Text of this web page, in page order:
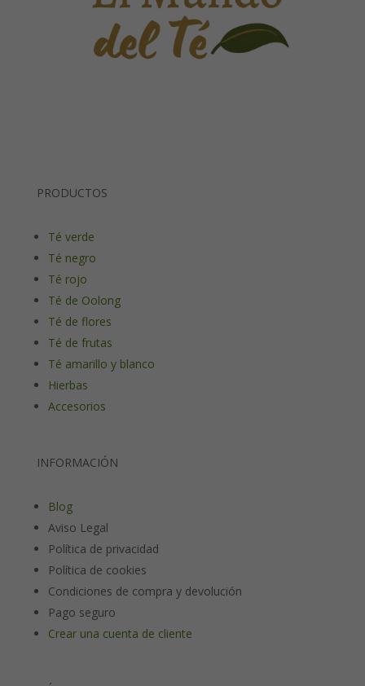
PRODUCTOS
Té verde
Té negro
Té rojo
Té de Oolong
Té de flores
Té de frutas
Té amarillo y blanco
Hierbas
Accesorios
INFORMACIÓN
Blog
Aviso Legal
Política de privacidad
Política de cookies
Condiciones de compra y devolución
Pago seguro
Crear una cuenta de cliente